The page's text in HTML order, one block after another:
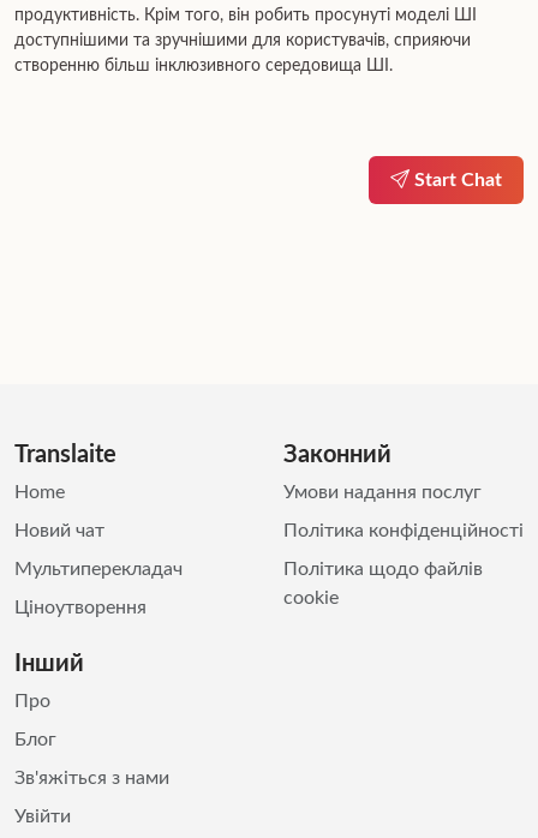
продуктивність. Крім того, він робить просунуті моделі ШІ
доступнішими та зручнішими для користувачів, сприяючи
створенню більш інклюзивного середовища ШІ.
Start Chat
Translaite
Home
Новий чат
Мультиперекладач
Ціноутворення
Законний
Умови надання послуг
Політика конфіденційності
Політика щодо файлів
cookie
Інший
Про
Блог
Зв'яжіться з нами
Увійти